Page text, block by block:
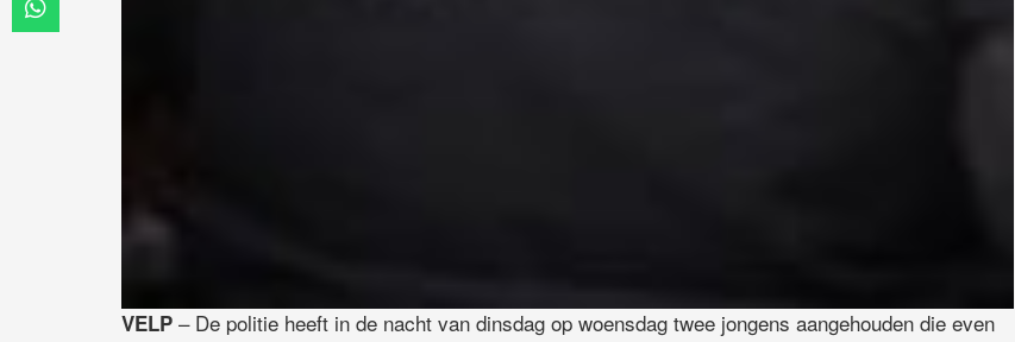
VELP – De politie heeft in de nacht van dinsdag op woensdag twee jongens aangehouden die even